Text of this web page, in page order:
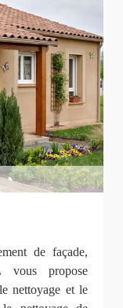
de façade,
vous propose
nettoyage et le